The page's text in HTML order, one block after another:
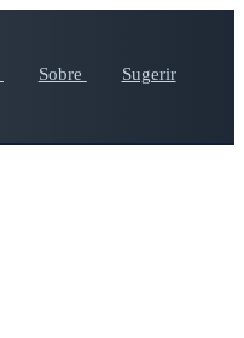
Sobre
Sugerir